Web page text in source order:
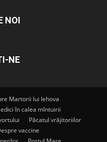
NOI
NE
Martorii lui Iehova
în calea mîntuirii
Păcatul vrăjitoriilor
vaccine